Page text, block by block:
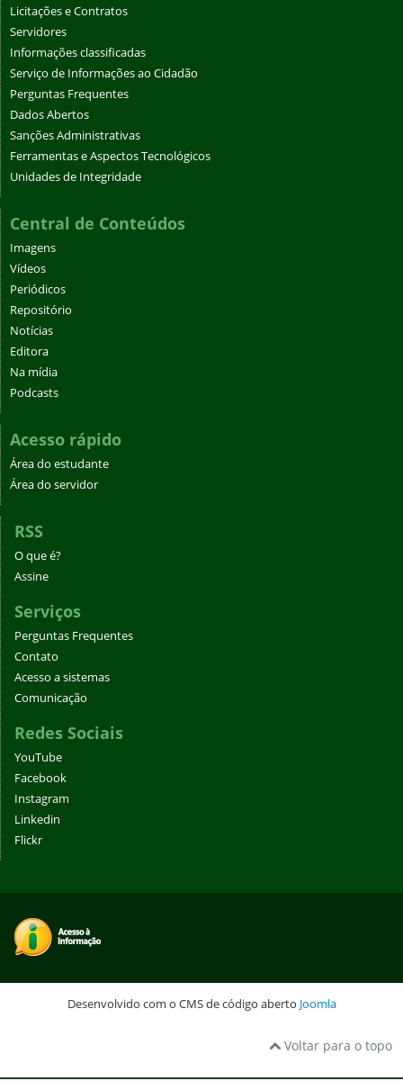
Licitações e Contratos
Servidores
Informações classificadas
Serviço de Informações ao Cidadão
Perguntas Frequentes
Dados Abertos
Sanções Administrativas
Ferramentas e Aspectos Tecnológicos
Unidades de Integridade
Central de Conteúdos
Imagens
Vídeos
Periódicos
Repositório
Notícias
Editora
Na mídia
Podcasts
Acesso rápido
Área do estudante
Área do servidor
RSS
O que é?
Assine
Serviços
Perguntas Frequentes
Contato
Acesso a sistemas
Comunicação
Redes Sociais
YouTube
Facebook
Instagram
Linkedin
Flickr
Desenvolvido com o CMS de código aberto Joomla
Voltar para o topo